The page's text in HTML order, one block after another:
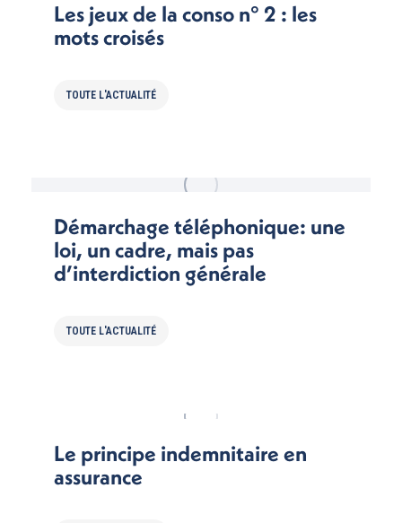
Les jeux de la conso n° 2 : les
mots croisés
TOUTE L'ACTUALITÉ
Démarchage téléphonique: une
loi, un cadre, mais pas
d’interdiction générale
TOUTE L'ACTUALITÉ
Le principe indemnitaire en
assurance